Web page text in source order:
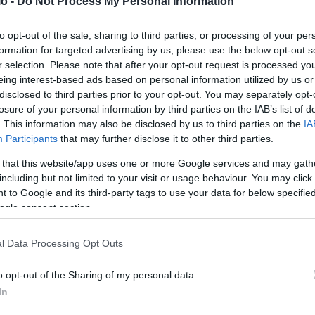
opt-out of the sale, sharing to third parties, or processing of your
for targeted advertising by us, please use the below opt-out
selection. Please note that after your opt-out request is processed
interest-based ads based on personal information utilized by us
to third parties prior to your opt-out. You may separately
of your personal information by third parties on the IAB’s list of
This information may also be disclosed by us to third parties on the
Participants that may further disclose it to other third parties.
that this website/app uses one or more Google services and may
but not limited to your visit or usage behaviour. You may
to Google and its third-party tags to use your data for below
consent section.
Data Processing Opt Outs
opt-out of the Sharing of my personal data.
αρχείων να διατηρούνται τουλάχιστον μέχρι τη
των κακουργημάτων αλλιώς δεν είναι εφικτός ο
σειρά τροπολογιών που αφορούν μεταξύ άλλων και τα
την αποδεδειγμένη παραβίαση των κανόνων δικαίου,
ως επικεφαλής της ΕΥΠ είναι ο κ. Μητσοτάκης»,
και όλα τα υπομνήματα
ΣΥΡΙΖΑ-ΠΣ απηύθυνε πέντε ερωτήματα στον υπουργό
τοποθέτησή του για τη σημερινή δημοσιοποίηση του